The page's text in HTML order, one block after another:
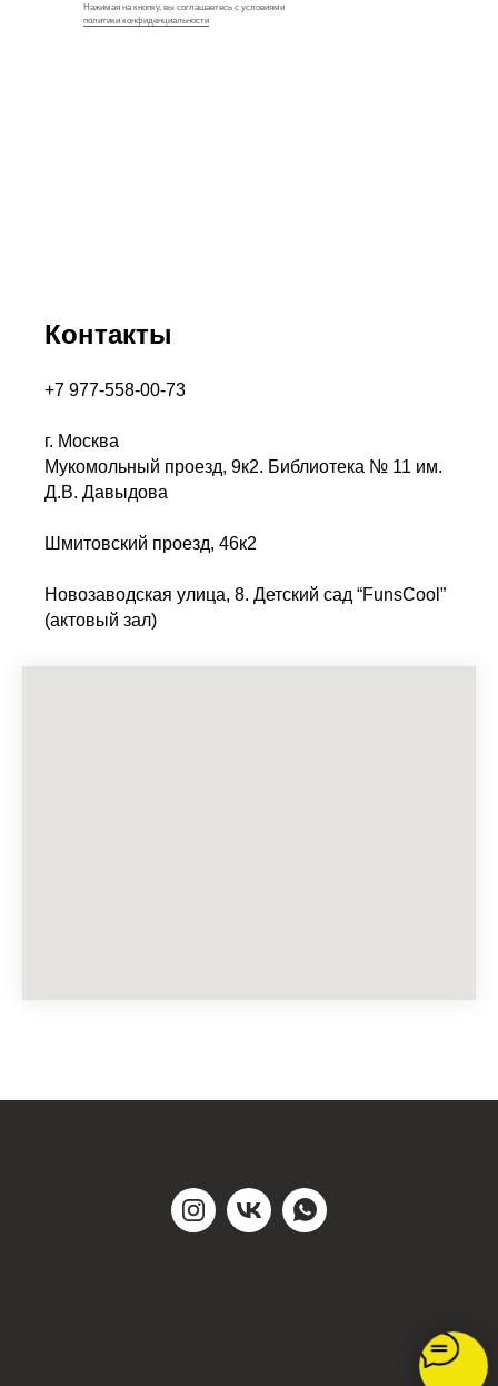
Нажимая на кнопку, вы соглашаетесь с условиями
политики конфиденциальности
Контакты
+7 977-558-00-73
г. Москва
Мукомольный проезд, 9к2. Библиотека № 11 им.
Д.В. Давыдова
Шмитовский проезд, 46к2
Новозаводская улица, 8. Детский сад “FunsCool”
(актовый зал)